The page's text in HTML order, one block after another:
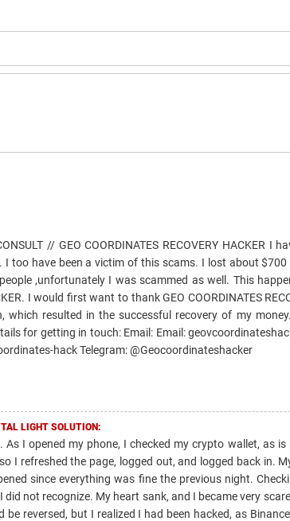
// GEO COORDINATES RECOVERY HACKER I
too have been a victim of this scams. I lost about
,unfortunately I was scammed as well. This
I would first want to thank GEO COORDINATES
resulted in the successful recovery of my
for getting in touch: Email: Email:
hack Telegram: @Geocoordinateshacker
LIGHT SOLUTION:
I opened my phone, I checked my crypto wallet, as
I refreshed the page, logged out, and logged back in.
since everything was fine the previous night.
not recognize. My heart sank, and I became very
reversed, but I realized I had been hacked, as